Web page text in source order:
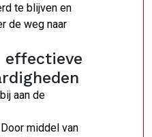
te blijven en
de weg naar
effectieve
aan de
middel van